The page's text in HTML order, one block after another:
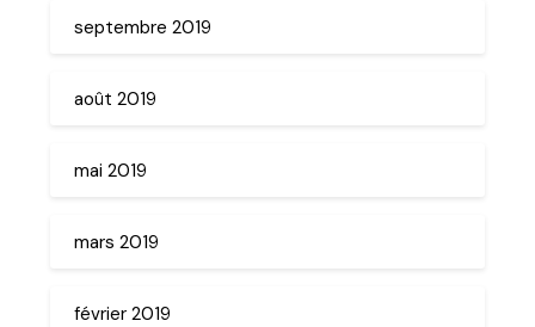
septembre 2019
août 2019
mai 2019
mars 2019
février 2019